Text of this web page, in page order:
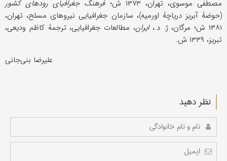
مصطفى موسوی، تهران، ۱۳۷۳ ش؛
فرهنگ جغرافیای رودهای کشور
(حوضۀ آبریز دریاچۀ اورمیه)، سازمان جغرافیایی نیروهای مسلح، تهران،
۱۳۸۱ ش؛ مرگان، ژ. ‌د.،
ایران، مطالعات جغرافیایی، ترجمۀ کاظم ودیعی،
تبریز، ۱۳۳۹ ش.
علیرضا بنی‌جانی
نظر دهید